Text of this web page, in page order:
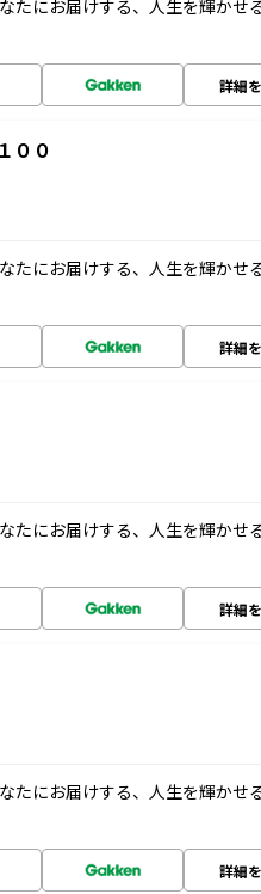
たにお届けする、人生を輝かせ
詳細
００
たにお届けする、人生を輝かせ
詳細
たにお届けする、人生を輝かせ
詳細
たにお届けする、人生を輝かせ
詳細